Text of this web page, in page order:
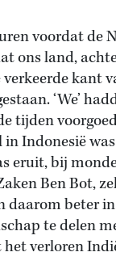
voordat de
ons land,
verkeerde kant
‘We’
tijden
Indonesië
eruit, bij
Ben Bot,
daarom beter
te delen
verloren